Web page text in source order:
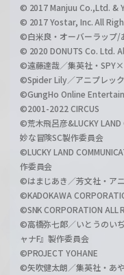
© 2017 Manjuu Co.,Ltd. &
© 2017 Yostar, Inc. All
©白米良・オーバーラップ/
© 2020 DONUTS Co. Ltd.
©遠藤達哉／集英社・
©Spider Lily／アニプレッ
©GungHo Online
©2001-2022 CIRCUS
©荒木飛呂彦&LUCKY LAND
妙な冒険SC製作委員会
©LUCKY LAND
作委員会
©はまじあき／芳文社・ア
©KADOKAWA
©SNK CORPORATION ALL
©高橋弥七郎／いとうのい
ャナF』製作委員会
©PROJECT YOHANE
©矢吹健太朗／集英社・あ